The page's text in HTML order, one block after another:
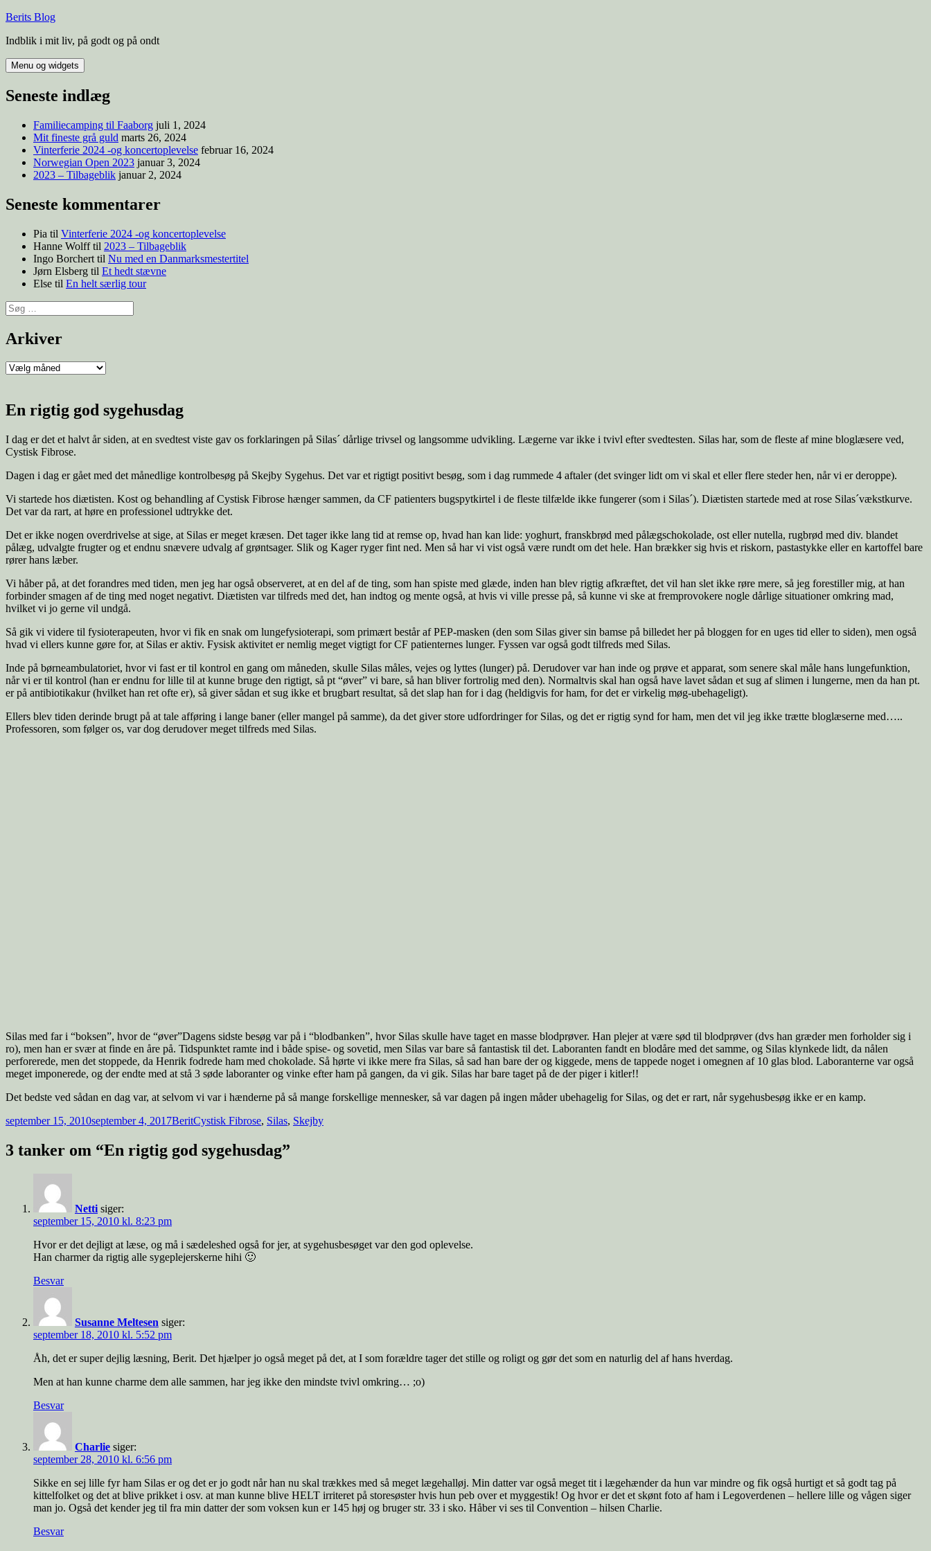
Hop
indhold
Berits Blog
Indblik i mit liv, på godt og på ondt
Menu og widgets
Seneste indlæg
Familiecamping til Faaborg juli 1, 2024
Mit fineste grå guld marts 26, 2024
Vinterferie 2024 -og koncertoplevelse februar 16, 2024
Norwegian Open 2023 januar 3, 2024
2023 – Tilbageblik januar 2, 2024
Seneste kommentarer
Pia til Vinterferie 2024 -og koncertoplevelse
Hanne Wolfftil 2023 – Tilbageblik
Ingo Borchert til Nu med en Danmarksmestertitel
Jørn Elsberg til Et hedt stævne
Else til En helt særlig tour
Søg
efter:
Arkiver
Arkiver
En rigtig god sygehusdag
I dag er det et halvt år siden, at en svedtest viste gav os forklaringen på Silas´ dårlige trivsel og langsomme udvikling. Lægerne var ikke i tvivl efter svedtesten. Silas har, som de fleste af mine bloglæsere ved,
Cystisk Fibrose.
Dagen i dag er gået med det månedlige kontrolbesøg på Skejby Sygehus. Det var et rigtigt positivt besøg, som i dag rummede 4 aftaler (det svinger lidt om vi skal et eller flere steder hen, når vi er deroppe).
Vi startede hos diætisten. Kost og behandling af Cystisk Fibrose hænger sammen, da CF patienters bugspytkirtel i de fleste tilfælde ikke fungerer (som i Silas´). Diætisten startede med at rose Silas´vækstkurve.
Det var da rart, at høre en professionel udtrykke det.
Det er ikke nogen overdrivelse at sige, at Silas er meget kræsen. Det tager ikke lang tid at remse op, hvad han kan lide: yoghurt, franskbrød med pålægschokolade, ost eller nutella, rugbrød med div. blandet
pålæg, udvalgte frugter og et endnu snævere udvalg af grøntsager. Slik og Kager ryger fint ned. Men så har vi vist også være rundt om det hele. Han brækker sig hvis et riskorn, pastastykke eller en kartoffel bare
rører hans læber.
Vi håber på, at det forandres med tiden, men jeg har også observeret, at en del af de ting, som han spiste med glæde, inden han blev rigtig afkræftet, det vil han slet ikke røre mere, så jeg forestiller mig, at han
forbinder smagen af de ting med noget negativt. Diætisten var tilfreds med det, han indtog og mente også, at hvis vi ville presse på, så kunne vi ske at fremprovokere nogle dårlige situationer omkring mad,
hvilket vi jo gerne vil undgå.
Så gik vi videre til fysioterapeuten, hvor vi fik en snak om lungefysioterapi, som primært består af PEP-masken (den som Silas giver sin bamse på billedet her på bloggen for en uges tid eller to siden), men også
hvad vi ellers kunne gøre for, at Silas er aktiv. Fysisk aktivitet er nemlig meget vigtigt for CF patienternes lunger. Fyssen var også godt tilfreds med Silas.
Inde på børneambulatoriet, hvor vi fast er til kontrol en gang om måneden, skulle Silas måles, vejes og lyttes (lunger) på. Derudover var han inde og prøve et apparat, som senere skal måle hans lungefunktion,
når vi er til kontrol (han er endnu for lille til at kunne bruge den rigtigt, så pt “øver” vi bare, så han bliver fortrolig med den). Normaltvis skal han også have lavet sådan et sug af slimen i lungerne, men da han pt.
er på antibiotikakur (hvilket han ret ofte er), så giver sådan et sug ikke et brugbart resultat, så det slap han for i dag (heldigvis for ham, for det er virkelig møg-ubehageligt).
Ellers blev tiden derinde brugt på at tale afføring i lange baner (eller mangel på samme), da det giver store udfordringer for Silas, og det er rigtig synd for ham, men det vil jeg ikke trætte bloglæserne med…..
Professoren, som følger os, var dog derudover meget tilfreds med Silas.
Silas med far i “boksen”, hvor de “øver”Dagens sidste besøg var på i “blodbanken”, hvor Silas skulle have taget en masse blodprøver. Han plejer at være sød til blodprøver (dvs han græder men forholder sig i
ro), men han er svær at finde en åre på. Tidspunktet ramte ind i både spise- og sovetid, men Silas var bare så fantastisk til det. Laboranten fandt en blodåre med det samme, og Silas klynkede lidt, da nålen
perforerede, men det stoppede, da Henrik fodrede ham med chokolade. Så hørte vi ikke mere fra Silas, så sad han bare der og kiggede, mens de tappede noget i omegnen af 10 glas blod. Laboranterne var også
meget imponerede, og der endte med at stå 3 søde laboranter og vinke efter ham på gangen, da vi gik. Silas har bare taget på de der piger i kitler!!
Det bedste ved sådan en dag var, at selvom vi var i hænderne på så mange forskellige mennesker, så var dagen på ingen måder ubehagelig for Silas, og det er rart, når sygehusbesøg ikke er en kamp.
Udgivet
september 15, 2010september 4, 2017Forfatter
BeritTags
Cystisk Fibrose, Silas, Skejby
3 tanker om “En rigtig god sygehusdag”
Netti siger:
september 15, 2010 kl. 8:23 pm
Hvor er det dejligt at læse, og må i sædeleshed også for jer, at sygehusbesøget var den god oplevelse.
Han charmer da rigtig alle sygeplejerskerne hihi 🙂
Besvar
Susanne Meltesen siger:
september 18, 2010 kl. 5:52 pm
Åh, det er super dejlig læsning, Berit. Det hjælper jo også meget på det, at I som forældre tager det stille og roligt og gør det som en naturlig del af hans hverdag.
Men at han kunne charme dem alle sammen, har jeg ikke den mindste tvivl omkring… ;o)
Besvar
Charlie siger:
september 28, 2010 kl. 6:56 pm
Sikke en sej lille fyr ham Silas er og det er jo godt når han nu skal trækkes med så meget lægehalløj. Min datter var også meget tit i lægehænder da hun var mindre og fik også hurtigt et så godt tag på
kittelfolket og det at blive prikket i osv. at man kunne blive HELT irriteret på storesøster hvis hun peb over et myggestik! Og hvor er det et skønt foto af ham i Legoverdenen – hellere lille og vågen siger
man jo. Også det kender jeg til fra min datter der som voksen kun er 145 høj og bruger str. 33 i sko. Håber vi ses til Convention – hilsen Charlie.
Besvar